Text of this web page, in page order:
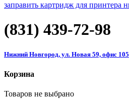
заправить картридж для принтера
(831) 439-72-98
Нижний Новгород, ул. Новая 59, офис 105
Корзина
Товаров не выбрано